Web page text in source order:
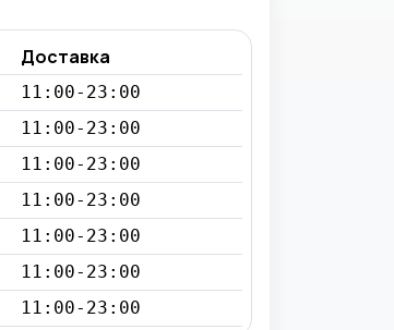
Доставка
11:00-23:00
11:00-23:00
11:00-23:00
11:00-23:00
11:00-23:00
11:00-23:00
11:00-23:00